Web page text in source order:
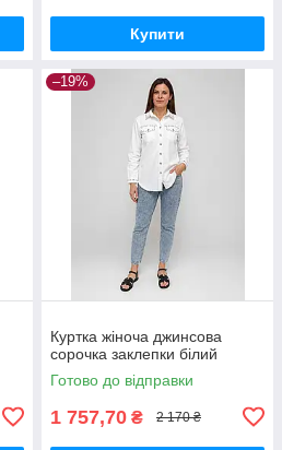
Купити
–19%
Куртка жіноча джинсова
сорочка заклепки білий
Готово до відправки
1 757,70 ₴ 2 170 ₴